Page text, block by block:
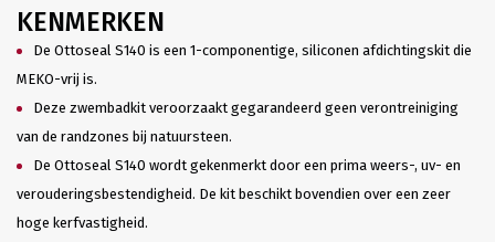
KENMERKEN
De Ottoseal S140 is een 1-componentige, siliconen afdichtingskit die
MEKO-vrij is.
Deze zwembadkit veroorzaakt gegarandeerd geen verontreiniging
van de randzones bij natuursteen.
De Ottoseal S140 wordt gekenmerkt door een prima weers-, uv- en
verouderingsbestendigheid. De kit beschikt bovendien over een zeer
hoge kerfvastigheid.